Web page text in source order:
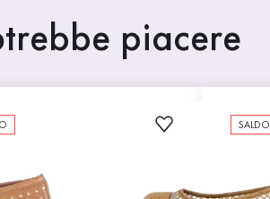
piacere
SALDO